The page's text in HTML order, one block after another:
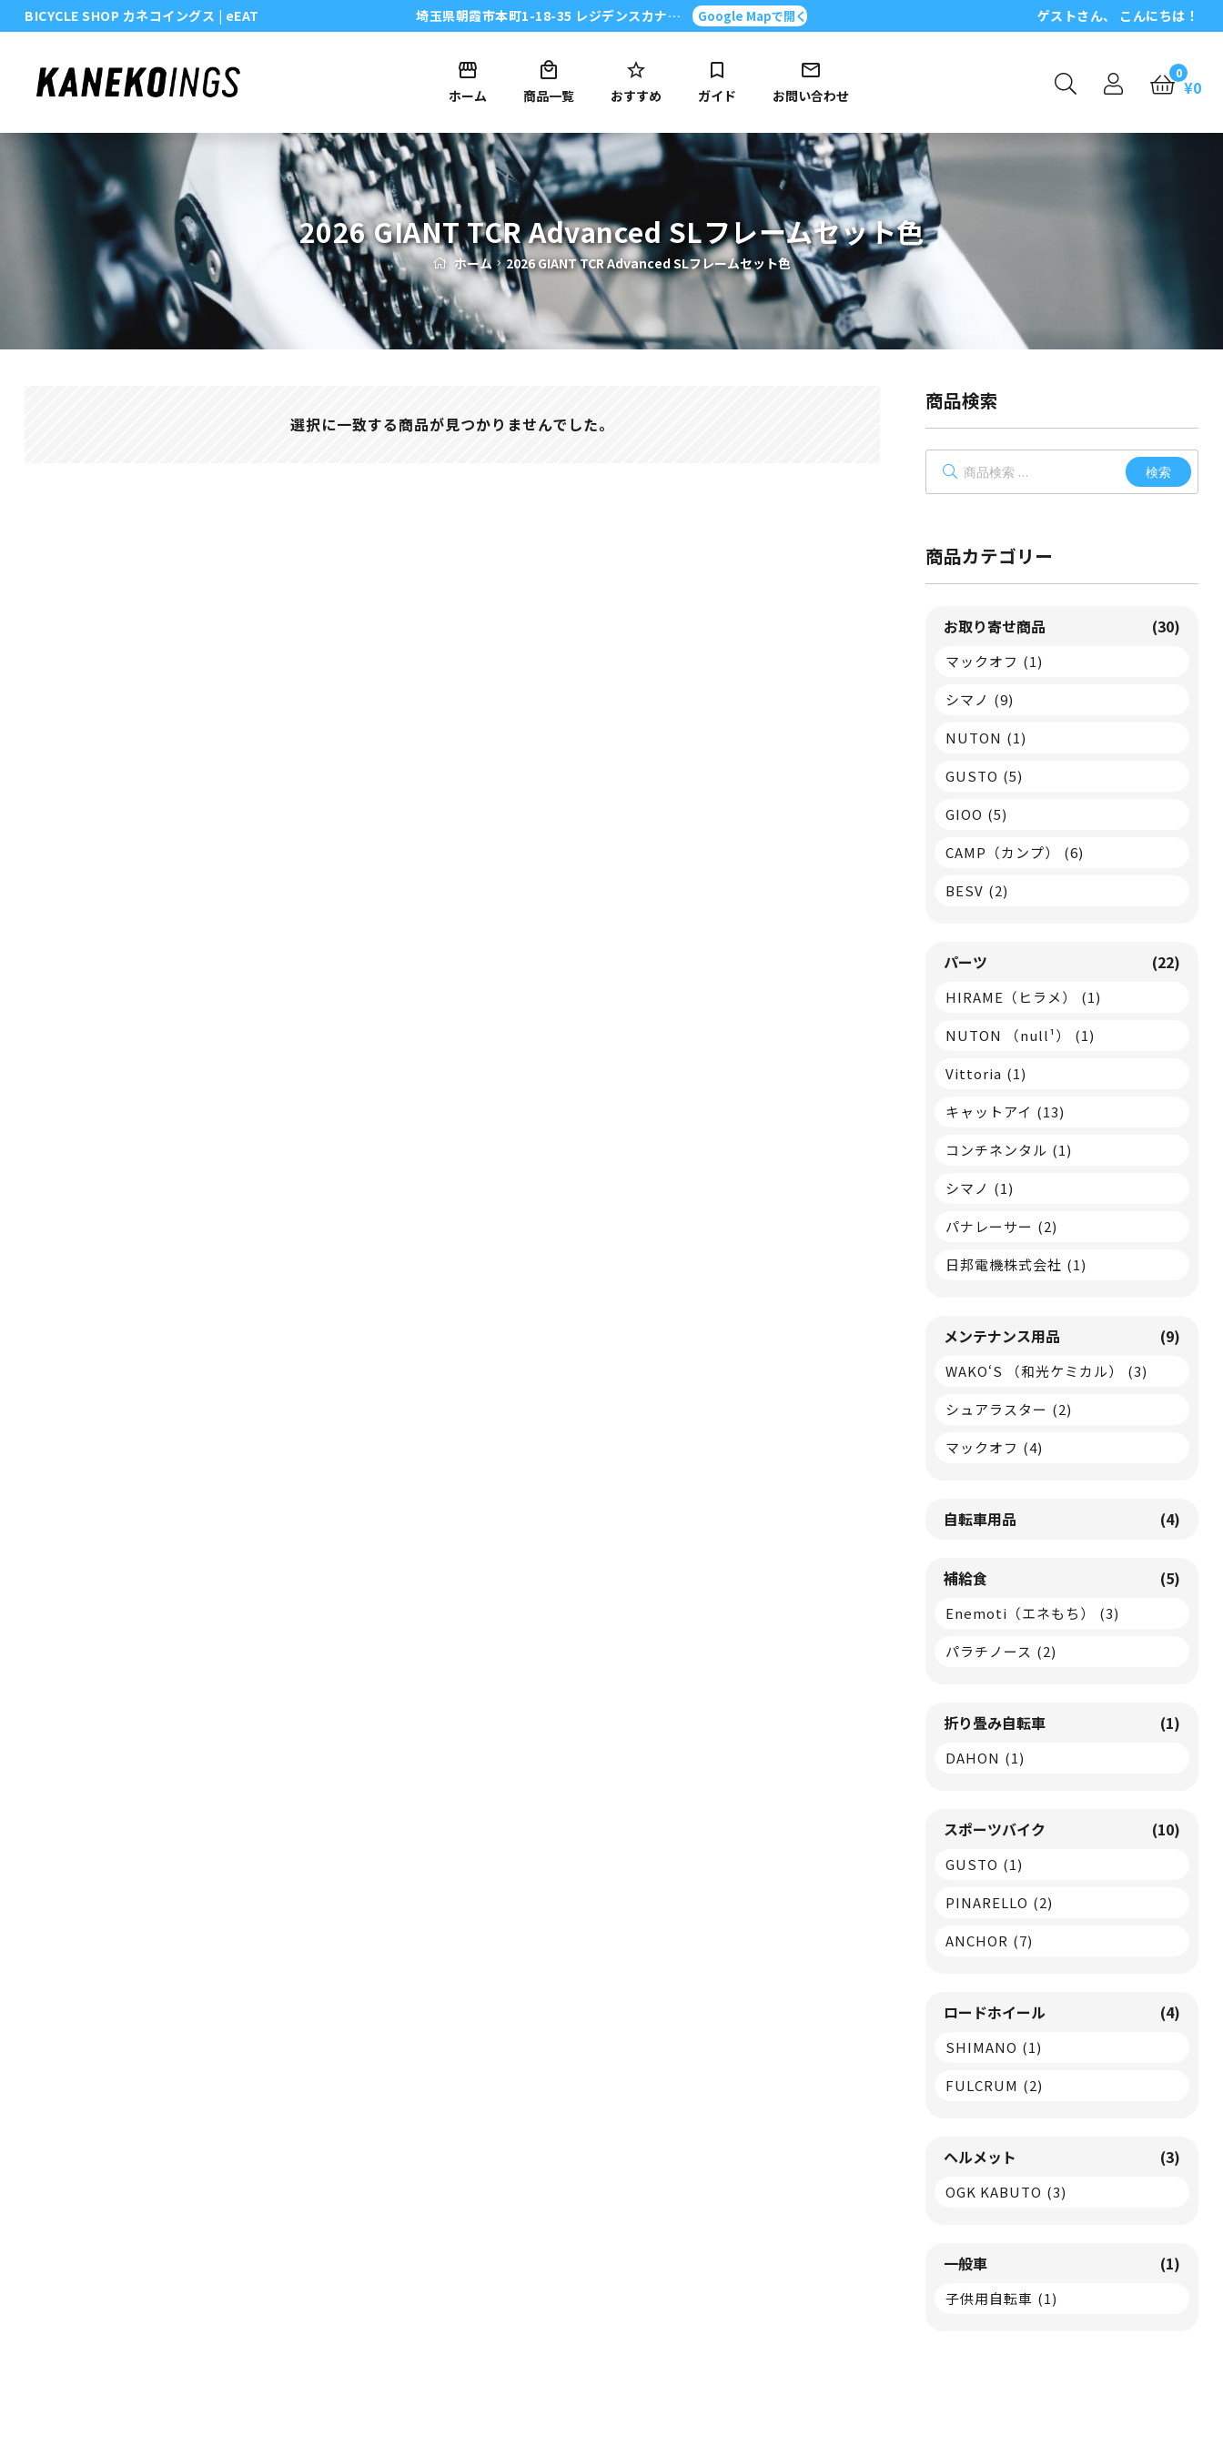
BICYCLE SHOP カネコイングス | eEAT 埼玉県朝霞市本町1-18-35 レジデンスカナイ101号 Google Mapで開く ゲストさん、 こんにちは！
ホーム 商品一覧 おすすめ ガイド お問い合わせ
0
¥0
2026 GIANT TCR Advanced SLフレームセット色
ホーム 2026 GIANT TCR Advanced SLフレームセット色
選択に一致する商品が見つかりませんでした。
商品検索
対
検索
商品カテゴリー
お取り寄せ商品 (30)
マックオフ (1)
シマノ (9)
NUTON (1)
GUSTO (5)
GIOO (5)
CAMP（カンプ）
(6)
BESV (2)
パーツ (22)
HIRAME（ヒラメ）
(1)
NUTON （null¹）
(1)
Vittoria (1)
キャットアイ (13)
コンチネンタル (1)
シマノ (1)
パナレーサー (2)
日邦電機株式会社 (1)
メンテナンス用品 (9)
WAKO‘S （和光ケミカル）
(3)
シュアラスター (2)
マックオフ (4)
自転車用品 (4)
補給食 (5)
Enemoti（エネもち）
(3)
パラチノース (2)
折り畳み自転車 (1)
DAHON (1)
スポーツバイク (10)
GUSTO (1)
PINARELLO (2)
ANCHOR (7)
ロードホイール (4)
SHIMANO (1)
FULCRUM (2)
ヘルメット (3)
OGK KABUTO (3)
一般車 (1)
子供用自転車 (1)